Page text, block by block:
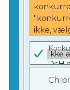
ikke,